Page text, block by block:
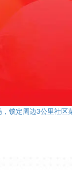
，锁定周边3公里社区